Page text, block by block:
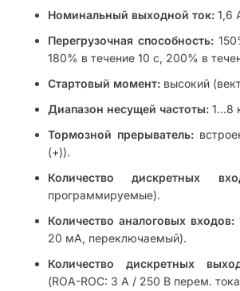
Номинальный выходной ток: 1,6
Перегрузочная способность:
180% в течение 10 с, 200% в
Стартовый момент: высокий
Диапазон несущей частоты: 1…8
Тормозной прерыватель:
(+)).
Количество дискретных
программируемые).
Количество аналоговых входов:
20 мА, переключаемый).
Количество дискретных
(ROA-ROC: 3 А / 250 В перем.